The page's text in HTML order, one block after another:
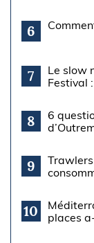
6
7
Le slow
Festival
8
6
9
10
places